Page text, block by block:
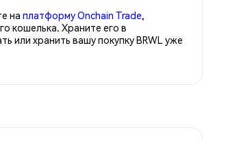
на платформу Onchain Trade,
кошелька. Храните его в
или хранить вашу покупку BRWL уже